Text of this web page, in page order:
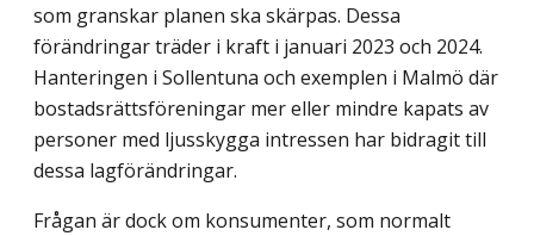
som granskar planen ska skärpas. Dessa
förändringar träder i kraft i januari 2023 och 2024.
Hanteringen i Sollentuna och exemplen i Malmö där
bostadsrättsföreningar mer eller mindre kapats av
personer med ljusskygga intressen har bidragit till
dessa lagförändringar.
Frågan är dock om konsumenter, som normalt